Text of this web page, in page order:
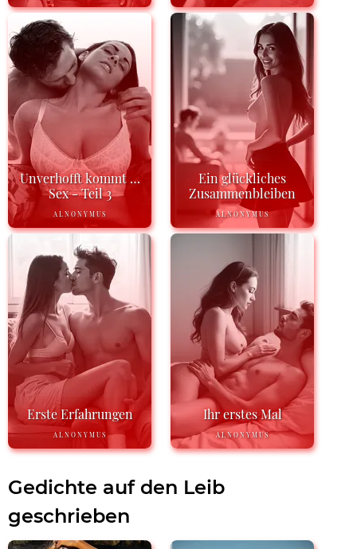
Unverhofft kommt …
Sex - Teil 3
ALNONYMUS
Ein glückliches
Zusammenbleiben
ALNONYMUS
Erste Erfahrungen
ALNONYMUS
Ihr erstes Mal
ALNONYMUS
Gedichte auf den Leib
geschrieben